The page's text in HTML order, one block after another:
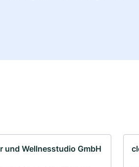
und Wellnesstudio GmbH